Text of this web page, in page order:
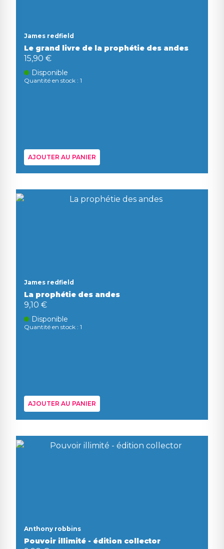
James redfield
Le grand livre de la prophétie des andes
15,90 €
Disponible
Quantité en stock : 1
AJOUTER AU PANIER
James redfield
La prophétie des andes
9,10 €
Disponible
Quantité en stock : 1
AJOUTER AU PANIER
Anthony robbins
Pouvoir illimité - édition collector